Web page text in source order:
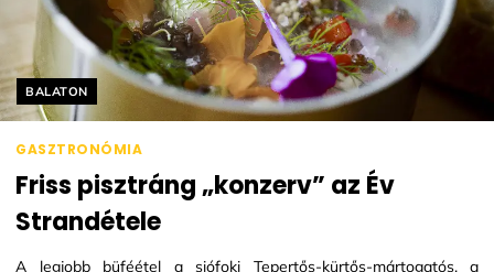
Helyszín címkék:
BALATON
GASZTRONÓMIA
Friss pisztráng „konzerv” az Év
Strandétele
A legjobb büféétel a siófoki Tepertős-kürtős-mártogatós, a